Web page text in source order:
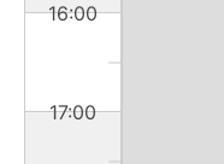
16:00
17:00